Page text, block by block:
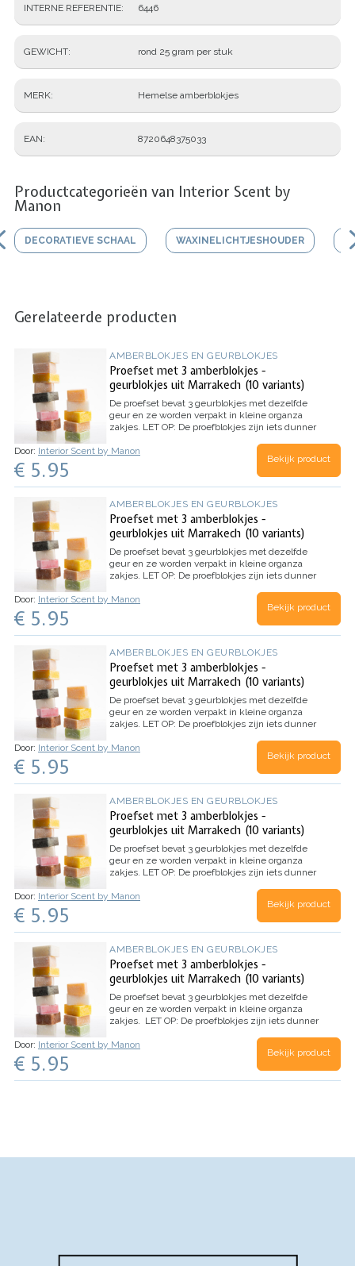
INTERNE REFERENTIE 6446
GEWICHT rond 25 gram per stuk
MERK Hemelse amberblokjes
EAN 8720648375033
Productcategorieën van Interior Scent by
Manon
DECORATIEVE SCHAAL WAXINELICHTJESHOUDER
Gerelateerde producten
AMBERBLOKJES EN GEURBLOKJES
Proefset met 3 amberblokjes -
geurblokjes uit Marrakech (10 variants)
De proefset bevat 3 geurblokjes met dezelfde
geur en ze worden verpakt in kleine organza
zakjes. LET OP: De proefblokjes zijn iets dunner
oneffenheid, aar de blokjes ruiken absoluut net
Door: Interior Scent by Manon
€ 5.95 Bekijk product
AMBERBLOKJES EN GEURBLOKJES
Proefset met 3 amberblokjes -
geurblokjes uit Marrakech (10 variants)
De proefset bevat 3 geurblokjes met dezelfde
geur en ze worden verpakt in kleine organza
zakjes. LET OP: De proefblokjes zijn iets dunner
oneffenheid, aar de blokjes ruiken absoluut net
Door: Interior Scent by Manon
€ 5.95 Bekijk product
AMBERBLOKJES EN GEURBLOKJES
Proefset met 3 amberblokjes -
geurblokjes uit Marrakech (10 variants)
De proefset bevat 3 geurblokjes met dezelfde
geur en ze worden verpakt in kleine organza
zakjes. LET OP: De proefblokjes zijn iets dunner
oneffenheid, aar de blokjes ruiken absoluut net
Door: Interior Scent by Manon
€ 5.95 Bekijk product
AMBERBLOKJES EN GEURBLOKJES
Proefset met 3 amberblokjes -
geurblokjes uit Marrakech (10 variants)
De proefset bevat 3 geurblokjes met dezelfde
geur en ze worden verpakt in kleine organza
zakjes. LET OP: De proefblokjes zijn iets dunner
oneffenheid, aar de blokjes ruiken absoluut net
Door: Interior Scent by Manon
€ 5.95 Bekijk product
AMBERBLOKJES EN GEURBLOKJES
Proefset met 3 amberblokjes -
geurblokjes uit Marrakech (10 variants)
De proefset bevat 3 geurblokjes met dezelfde
geur en ze worden verpakt in kleine organza
zakjes. LET OP: De proefblokjes zijn iets dunner
oneffenheid, aar de blokjes ruiken absoluut net
Door: Interior Scent by Manon
€ 5.95 Bekijk product